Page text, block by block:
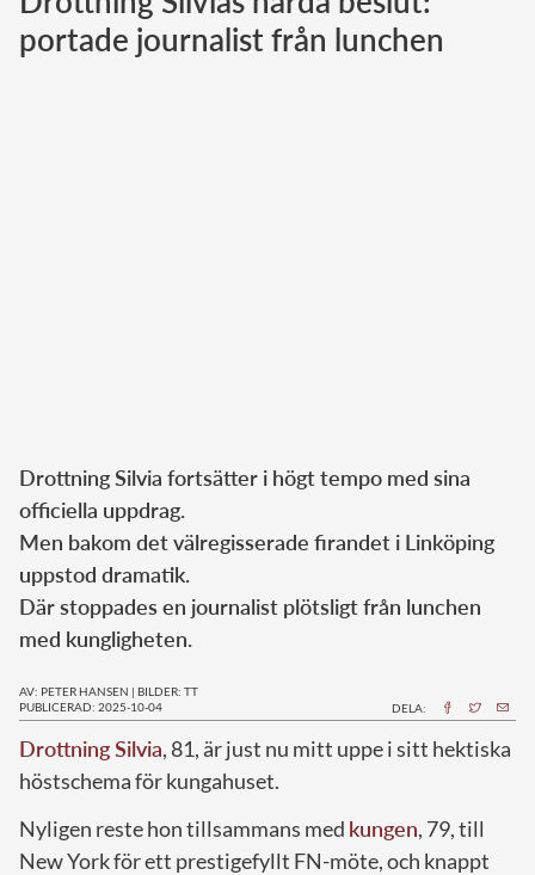
Norska kungahuset
portade journalist från lunchen
Drottning Silvia fortsätter i högt tempo med sina
officiella uppdrag.
Men bakom det välregisserade firandet i Linköping
uppstod dramatik.
Där stoppades en journalist plötsligt från lunchen
med kungligheten.
AV: PETER HANSEN | BILDER: TT
PUBLICERAD: 2025-10-04
DELA:
Drottning Silvia, 81, är just nu mitt uppe i sitt hektiska
höstschema för kungahuset.
Nyligen reste hon tillsammans med kungen, 79, till
New York för ett prestigefyllt FN-möte, och knappt